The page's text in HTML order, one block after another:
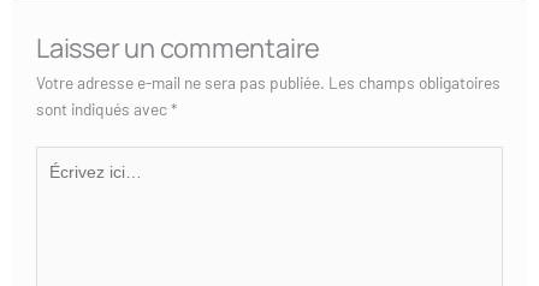
Laisser un commentaire
Votre adresse e-mail ne sera pas publiée. Les champs obligatoires
sont indiqués avec*
Écrivez
ici…